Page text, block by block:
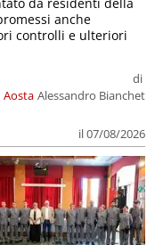
Aosta
di
Alessandro Bianchet
il 07/08/2026
anche
controlli e ulteriori